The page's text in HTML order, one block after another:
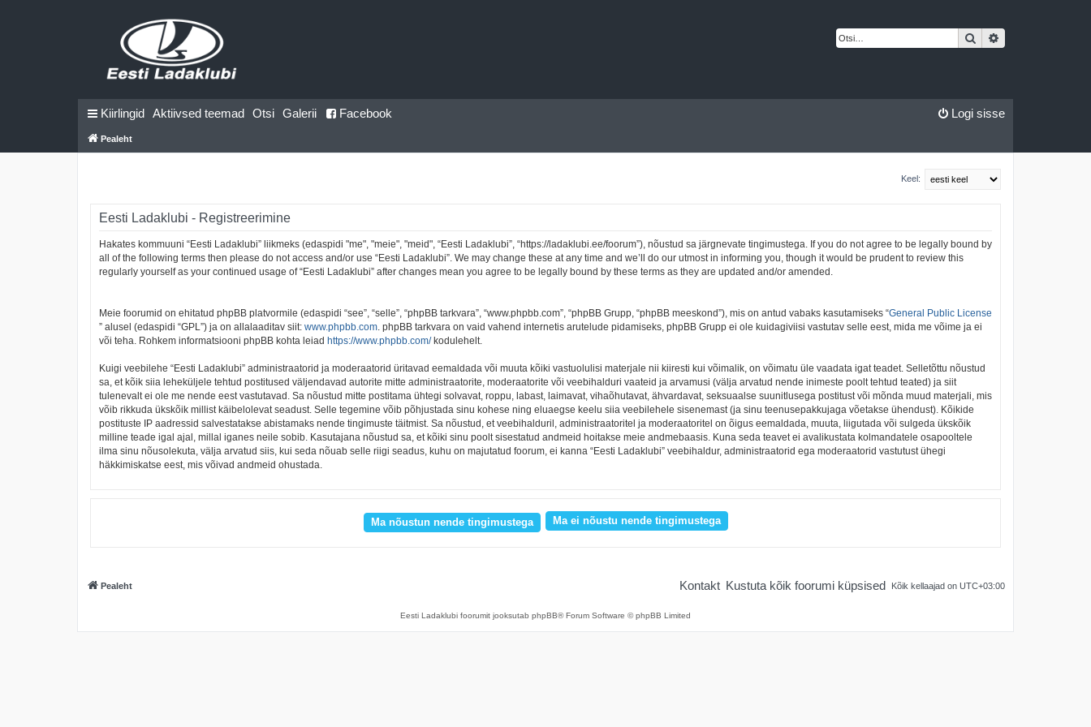
Otsi
Kiirlingid Aktiivsed teemad Otsi Galerii Facebook Logi sisse
Pealeht
Keel:
Eesti Ladaklubi - Registreerimine
Hakates kommuuni “Eesti Ladaklubi” liikmeks (edaspidi "me", "meie", "meid", “Eesti Ladaklubi”, “https://ladaklubi.ee/foorum”), nõustud sa järgnevate tingimustega. If you do not agree to be legally bound by
all of the following terms then please do not access and/or use “Eesti Ladaklubi”. We may change these at any time and we’ll do our utmost in informing you, though it would be prudent to review this
regularly yourself as your continued usage of “Eesti Ladaklubi” after changes mean you agree to be legally bound by these terms as they are updated and/or amended.
Meie foorumid on ehitatud phpBB platvormile (edaspidi “see”, “selle”, “phpBB tarkvara”, “www.phpbb.com”, “phpBB Grupp, “phpBB meeskond”), mis on antud vabaks kasutamiseks “General Public License
” alusel (edaspidi “GPL”) ja on allalaaditav siit: www.phpbb.com . phpBB tarkvara on vaid vahend internetis arutelude pidamiseks, phpBB Grupp ei ole kuidagiviisi vastutav selle eest, mida me võime ja ei
või teha. Rohkem informatsiooni phpBB kohta leiad https://www.phpbb.com/kodulehelt.
Kuigi veebilehe “Eesti Ladaklubi” administraatorid ja moderaatorid üritavad eemaldada või muuta kõiki vastuolulisi materjale nii kiiresti kui võimalik, on võimatu üle vaadata igat teadet. Selletõttu nõustud
sa, et kõik siia leheküljele tehtud postitused väljendavad autorite mitte administraatorite, moderaatorite või veebihalduri vaateid ja arvamusi (välja arvatud nende inimeste poolt tehtud teated) ja siit
tulenevalt ei ole me nende eest vastutavad. Sa nõustud mitte postitama ühtegi solvavat, roppu, labast, laimavat, vihaõhutavat, ähvardavat, seksuaalse suunitlusega postitust või mõnda muud materjali, mis
võib rikkuda ükskõik millist käibelolevat seadust. Selle tegemine võib põhjustada sinu kohese ning eluaegse keelu siia veebilehele sisenemast (ja sinu teenusepakkujaga võetakse ühendust). Kõikide
postituste IP aadressid salvestatakse abistamaks nende tingimuste täitmist. Sa nõustud, et veebihalduril, administraatoritel ja moderaatoritel on õigus eemaldada, muuta, liigutada või sulgeda ükskõik
milline teade igal ajal, millal iganes neile sobib. Kasutajana nõustud sa, et kõiki sinu poolt sisestatud andmeid hoitakse meie andmebaasis. Kuna seda teavet ei avalikustata kolmandatele osapooltele
ilma sinu nõusolekuta, välja arvatud siis, kui seda nõuab selle riigi seadus, kuhu on majutatud foorum, ei kanna “Eesti Ladaklubi” veebihaldur, administraatorid ega moderaatorid vastutust ühegi
häkkimiskatse eest, mis võivad andmeid ohustada.
Pealeht Kõik kellaajad on UTC+03:00
Kustuta kõik foorumi küpsised
Kontakt
Eesti Ladaklubi foorumit jooksutab phpBB® Forum Software © phpBB Limited